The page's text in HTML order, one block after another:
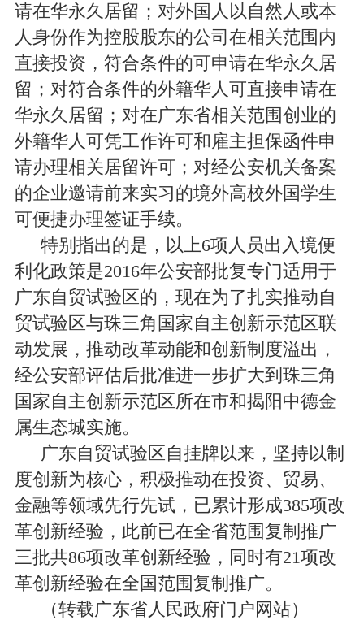
请在华永久居留；对外国人以自然人或本
人身份作为控股股东的公司在相关范围内
直接投资，符合条件的可申请在华永久居
留；对符合条件的外籍华人可直接申请在
华永久居留；对在广东省相关范围创业的
外籍华人可凭工作许可和雇主担保函件申
请办理相关居留许可；对经公安机关备案
的企业邀请前来实习的境外高校外国学生
可便捷办理签证手续。
特别指出的是，以上6项人员出入境便
利化政策是2016年公安部批复专门适用于
广东自贸试验区的，现在为了扎实推动自
贸试验区与珠三角国家自主创新示范区联
动发展，推动改革动能和创新制度溢出，
经公安部评估后批准进一步扩大到珠三角
国家自主创新示范区所在市和揭阳中德金
属生态城实施。
广东自贸试验区自挂牌以来，坚持以制
度创新为核心，积极推动在投资、贸易、
金融等领域先行先试，已累计形成385项改
革创新经验，此前已在全省范围复制推广
三批共86项改革创新经验，同时有21项改
革创新经验在全国范围复制推广。
（转载广东省人民政府门户网站）